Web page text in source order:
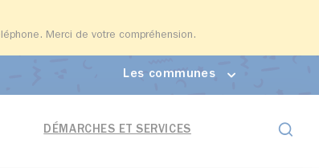
Merci de votre compréhension.
Les communes
DÉMARCHES ET SERVICES